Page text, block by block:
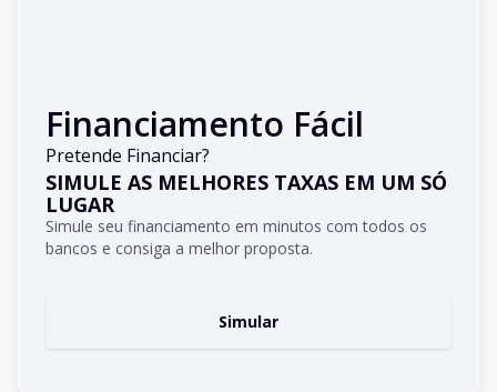
Financiamento Fácil
Pretende Financiar?
SIMULE AS MELHORES TAXAS EM UM SÓ
LUGAR
Simule seu financiamento em minutos com todos os
bancos e consiga a melhor proposta.
Simular